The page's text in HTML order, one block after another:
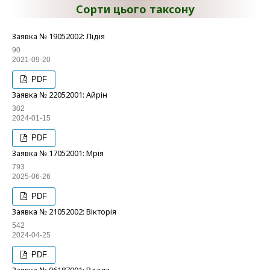
Сорти цього таксону
Заявка № 19052002: Лідія
90
2021-09-20
PDF
Заявка № 22052001: Айрін
302
2024-01-15
PDF
Заявка № 17052001: Мрія
793
2025-06-26
PDF
Заявка № 21052002: Вікторія
542
2024-04-25
PDF